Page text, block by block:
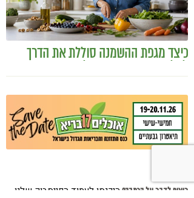
כיצד מגפת ההשמנה סוללת את הדרך
האינטגרטיבית
רוצים לדבר על הכתבה? היכנסו לעמוד הפייסבוק שלנו